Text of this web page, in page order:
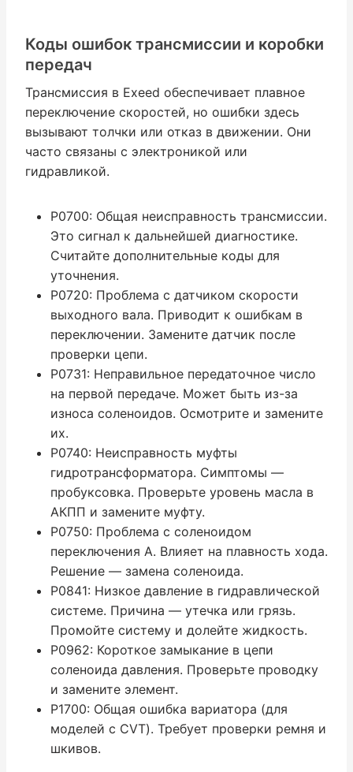
Коды ошибок трансмиссии и коробки
передач
Трансмиссия в Exeed обеспечивает плавное
переключение скоростей, но ошибки здесь
вызывают толчки или отказ в движении. Они
часто связаны с электроникой или
гидравликой.
P0700: Общая неисправность трансмиссии.
Это сигнал к дальнейшей диагностике.
Считайте дополнительные коды для
уточнения.
P0720: Проблема с датчиком скорости
выходного вала. Приводит к ошибкам в
переключении. Замените датчик после
проверки цепи.
P0731: Неправильное передаточное число
на первой передаче. Может быть из-за
износа соленоидов. Осмотрите и замените
их.
P0740: Неисправность муфты
гидротрансформатора. Симптомы —
пробуксовка. Проверьте уровень масла в
АКПП и замените муфту.
P0750: Проблема с соленоидом
переключения A. Влияет на плавность хода.
Решение — замена соленоида.
P0841: Низкое давление в гидравлической
системе. Причина — утечка или грязь.
Промойте систему и долейте жидкость.
P0962: Короткое замыкание в цепи
соленоида давления. Проверьте проводку
и замените элемент.
P1700: Общая ошибка вариатора (для
моделей с CVT). Требует проверки ремня и
шкивов.